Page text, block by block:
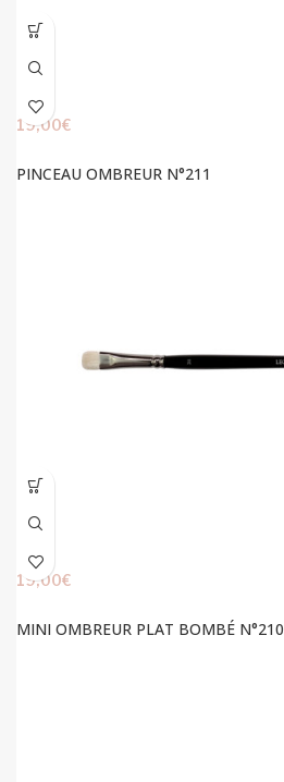
19,00€
PINCEAU OMBREUR N°211
19,00€
MINI OMBREUR PLAT BOMBÉ N°210